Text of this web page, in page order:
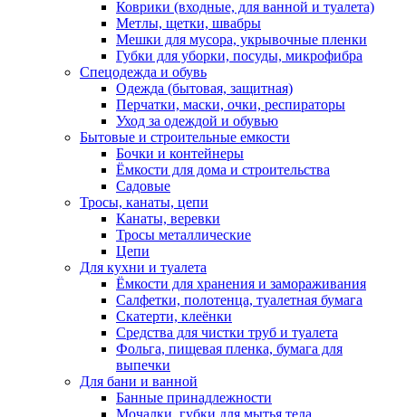
Коврики (входные, для ванной и туалета)
Метлы, щетки, швабры
Мешки для мусора, укрывочные пленки
Губки для уборки, посуды, микрофибра
Спецодежда и обувь
Одежда (бытовая, защитная)
Перчатки, маски, очки, респираторы
Уход за одеждой и обувью
Бытовые и строительные емкости
Бочки и контейнеры
Ёмкости для дома и строительства
Садовые
Тросы, канаты, цепи
Канаты, веревки
Тросы металлические
Цепи
Для кухни и туалета
Ёмкости для хранения и замораживания
Салфетки, полотенца, туалетная бумага
Скатерти, клеёнки
Средства для чистки труб и туалета
Фольга, пищевая пленка, бумага для
выпечки
Для бани и ванной
Банные принадлежности